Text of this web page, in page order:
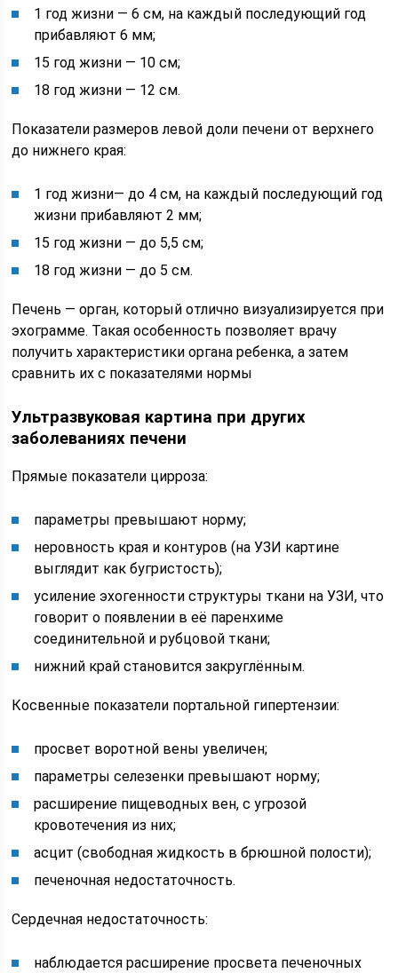
1 год жизни — 6 см, на каждый последующий год
прибавляют 6 мм;
15 год жизни — 10 см;
18 год жизни — 12 см.
Показатели размеров левой доли печени от верхнего
до нижнего края:
1 год жизни— до 4 см, на каждый последующий год
жизни прибавляют 2 мм;
15 год жизни — до 5,5 см;
18 год жизни — до 5 см.
Печень — орган, который отлично визуализируется при
эхограмме. Такая особенность позволяет врачу
получить характеристики органа ребенка, а затем
сравнить их с показателями нормы
Ультразвуковая картина при других
заболеваниях печени
Прямые показатели цирроза:
параметры превышают норму;
неровность края и контуров (на УЗИ картине
выглядит как бугристость);
усиление эхогенности структуры ткани на УЗИ, что
говорит о появлении в её паренхиме
соединительной и рубцовой ткани;
нижний край становится закруглённым.
Косвенные показатели портальной гипертензии:
просвет воротной вены увеличен;
параметры селезенки превышают норму;
расширение пищеводных вен, с угрозой
кровотечения из них;
асцит (свободная жидкость в брюшной полости);
печеночная недостаточность.
Сердечная недостаточность:
наблюдается расширение просвета печеночных